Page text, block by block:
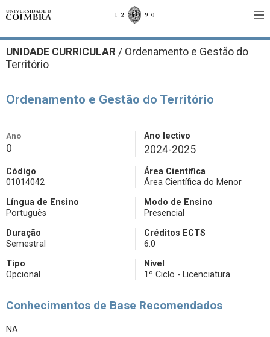
UNIDADE CURRICULAR / Ordenamento e Gestão do
Território
Ordenamento e Gestão do Território
Ano
0
Ano lectivo
2024-2025
Código
01014042
Área Científica
Área Científica do Menor
Língua de Ensino
Português
Modo de Ensino
Presencial
Duração
Semestral
Créditos ECTS
6.0
Tipo
Opcional
Nível
1º Ciclo - Licenciatura
Conhecimentos de Base Recomendados
NA